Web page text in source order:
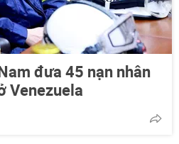
đưa 45 nạn nhân
Venezuela